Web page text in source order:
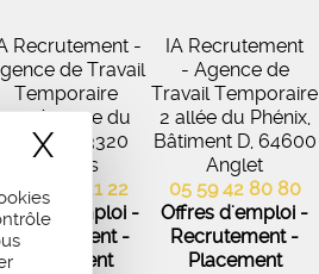
X Masquer le
Recrutement -
de Travail
Temporaire
102 Avenue du
Médoc, 33320
Eysines
05 56 45 21 22
d'emploi -
Recrutement -
Placement
IA Recrutement
- Agence de
Travail Temporaire
2 allée du Phénix,
Bâtiment D, 64600
Anglet
05 59 42 80 80
Offres d'emploi -
Recrutement -
Placement